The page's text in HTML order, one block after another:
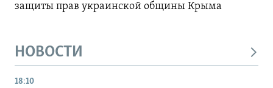
защиты прав украинской общины Крыма
НОВОСТИ
18:10